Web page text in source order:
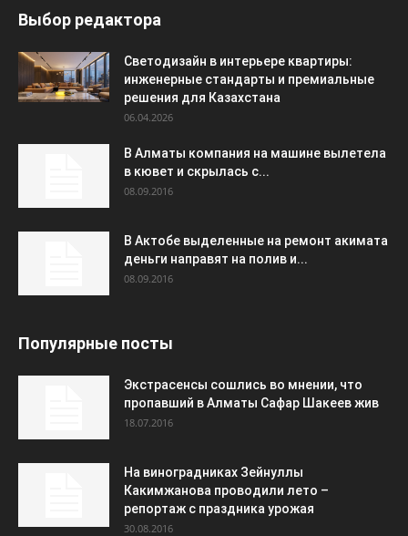
Выбор редактора
Светодизайн в интерьере квартиры:
инженерные стандарты и премиальные
решения для Казахстана
06.04.2026
В Алматы компания на машине вылетела
в кювет и скрылась с...
08.09.2016
В Актобе выделенные на ремонт акимата
деньги направят на полив и...
08.09.2016
Популярные посты
Экстрасенсы сошлись во мнении, что
пропавший в Алматы Сафар Шакеев жив
18.07.2016
На виноградниках Зейнуллы
Какимжанова проводили лето –
репортаж с праздника урожая
30.08.2016